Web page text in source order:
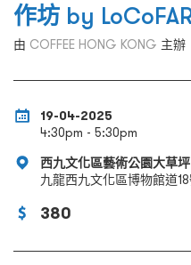
作坊 by
由 COFFEE HONG KONG 主辦
19-04-2025
4:30pm - 5:30pm
西九文化區藝術公園大草坪
九龍西九文化區博物館道
380